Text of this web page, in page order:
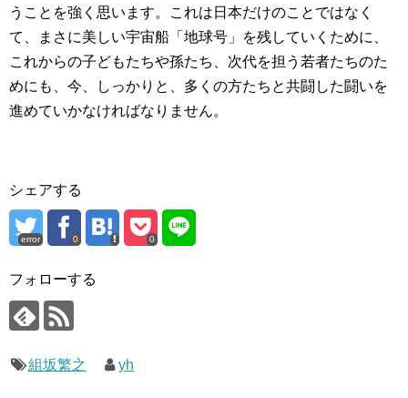
うことを強く思います。これは日本だけのことではなく
て、まさに美しい宇宙船「地球号」を残していくために、
これからの子どもたちや孫たち、次代を担う若者たちのた
めにも、今、しっかりと、多くの方たちと共闘した闘いを
進めていかなければなりません。
シェアする
error 0 0
フォローする
組坂繁之 yh